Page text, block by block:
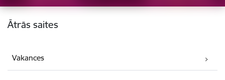
Kājene
Ātrās saites
Vakances